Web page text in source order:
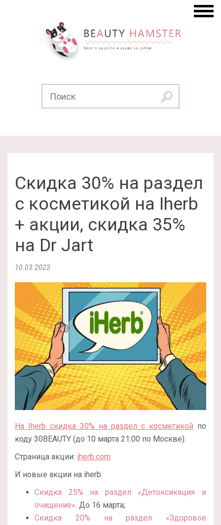
Скидка 30% на раздел
с косметикой на Iherb
+ акции, скидка 35%
на Dr Jart
10.03.2022
На Iherb скидка 30% на раздел с косметикой по
коду 30BEAUTY (до 10 марта 21:00 по Москве).
Страница акции: iherb.com
И новые акции на iherb:
Скидка 25% на раздел «Детоксикация и
очищение». До 16 марта;
Скидка 20% на раздел «Здоровое